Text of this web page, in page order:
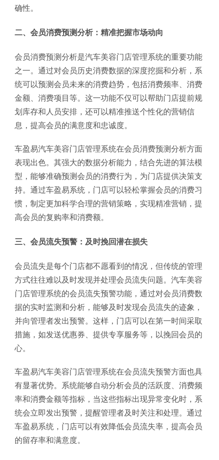
确性。
二、会员消费预测分析：精准把握市场动向
会员消费预测分析是汽车美容门店管理系统的重要功能
之一。通过对会员历史消费数据的深度挖掘和分析，系
统可以预测会员未来的消费趋势，包括消费频率、消费
金额、消费项目等。这一功能不仅可以帮助门店提前规
划库存和人员安排，还可以精准推送个性化的营销信
息，提高会员的满意度和忠诚度。
车盈易汽车美容门店管理系统在会员消费预测分析方面
表现出色。其强大的数据分析能力，结合先进的算法模
型，能够准确预测会员的消费行为，为门店提供决策支
持。通过车盈易系统，门店可以轻松掌握会员的消费习
惯，制定更加科学合理的营销策略，实现精准营销，提
高会员的复购率和消费额。
三、会员流失预警：及时挽回潜在损失
会员流失是每个门店都不愿看到的情况，但传统的管理
方式往往难以及时发现并处理会员流失问题。汽车美容
门店管理系统的会员流失预警功能，通过对会员消费数
据的实时监测和分析，能够及时发现会员流失的迹象，
并向管理者发出预警。这样，门店可以在第一时间采取
措施，如发送优惠券、提供专享服务等，以挽回会员的
心。
车盈易汽车美容门店管理系统在会员流失预警方面也具
有显著优势。系统能够自动分析会员的活跃度、消费频
率和消费金额等指标，当这些指标出现异常变化时，系
统会立即发出预警，提醒管理者及时关注和处理。通过
车盈易系统，门店可以有效降低会员流失率，提高会员
的留存率和满意度。